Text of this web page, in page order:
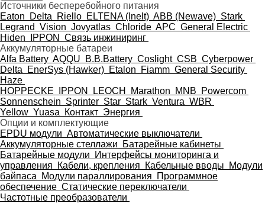
Источники бесперебойного питания
Eaton
Delta Riello ELTENA (Inelt) ABB (Newave) Stark
Legrand Vision Jovyatlas Chloride APC General Electric
Hiden
IPPON
Связь инжиниринг
Аккумуляторные батареи
Alfa Battery AQQU B.B.Battery Coslight CSB Cyberpower
Delta
EnerSys (Hawker) Etalon Fiamm General Security
Haze
HOPPECKE
IPPON LEOCH Marathon MNB
Powercom
Sonnenschein Sprinter Star Stark Ventura WBR
Yellow Yuasa Контакт Энергия
Опции и комплектующие
EPDU модули Автоматические выключатели
Аккумуляторные стеллажи
Батарейные кабинеты
Батарейные модули
Интерфейсы мониторинга и
управления
Кабели, крепления Кабельные вводы
Модули
байпаса
Модули параллирования
Программное
обеспечение Статические переключатели
Частотные преобразователи